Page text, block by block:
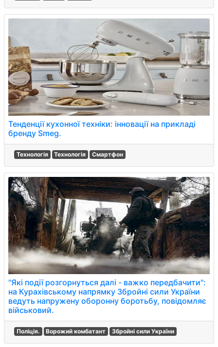
Тенденції кухонної техніки: інновації на прикладі
бренду Smeg.
Технологія Технологія Смартфон
"Які події розгорнуться далі - важко передбачити":
на Курахівському напрямку Збройні сили України
ведуть напружену оборонну боротьбу, повідомляє
військовий.
Поліція. Ворожий комбатант Збройні сили України